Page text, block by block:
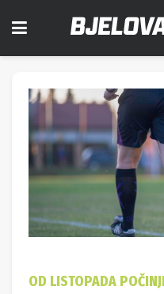
OD LISTOPADA